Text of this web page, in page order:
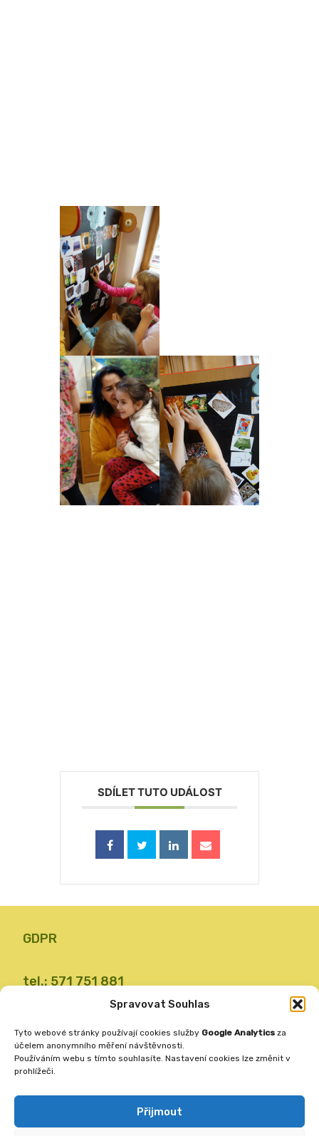
Spravovat Souhlas
Tyto webové stránky používají cookies služby Google Analytics za
účelem anonymního měření návštěvnosti.
Používáním webu s tímto souhlasíte. Nastavení cookies lze změnit v
prohlížeči.
Přijmout
SDÍLET TUTO UDÁLOST
GDPR
tel.: 571 751 881
email: zsvalbystrice@zsvb.cz
ID datové schránky: 24dabpx
Valašská Bystřice 360
756 27